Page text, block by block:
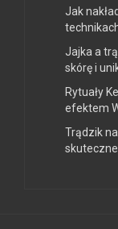
Jak
Jajka a
skórę i
Rytuały
efektem
Trądzik